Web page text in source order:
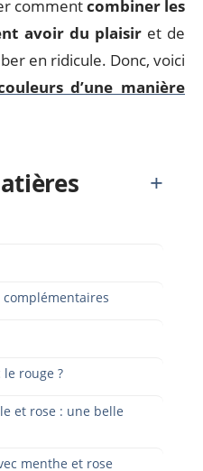
commentcombiner les
avoir du plaisir et de
en ridicule. Donc, voici
d’une manière
rouge ?
et rose : une belle
menthe et rose